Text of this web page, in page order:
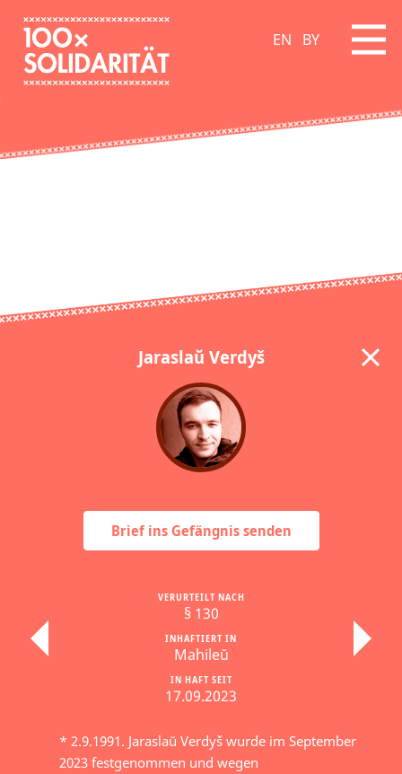
EN BY
Jaraslaŭ Verdyš
Brief ins Gefängnis senden
IN HAFT SEIT
17.09.2023
INHAFTIERT IN
Mahileŭ
VERURTEILT NACH
§ 130
* 2.9.1991. Jaraslaŭ Verdyš wurde im September
2023 festgenommen und wegen